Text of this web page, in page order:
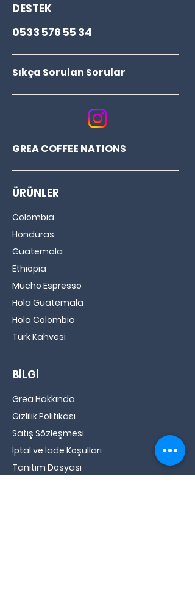
El yapımı
Borosilikat cam
Kolay kavrama için geniş sap
DESTEK
0533 576 55 34
Sıkça Sorulan Sorular
GREA COFFEE NATIONS
ÜRÜNLER
Colombia
Honduras
Guatemala
Ethiopia
Mucho Espresso
Hola Guatemala
Hola Colombia
Türk Kahvesi
BİLGİ
Grea Hakkında
Gizlilik Politikası
Satış Sözleşmesi
İptal ve İade Koşulları
Tanıtım Dosyası